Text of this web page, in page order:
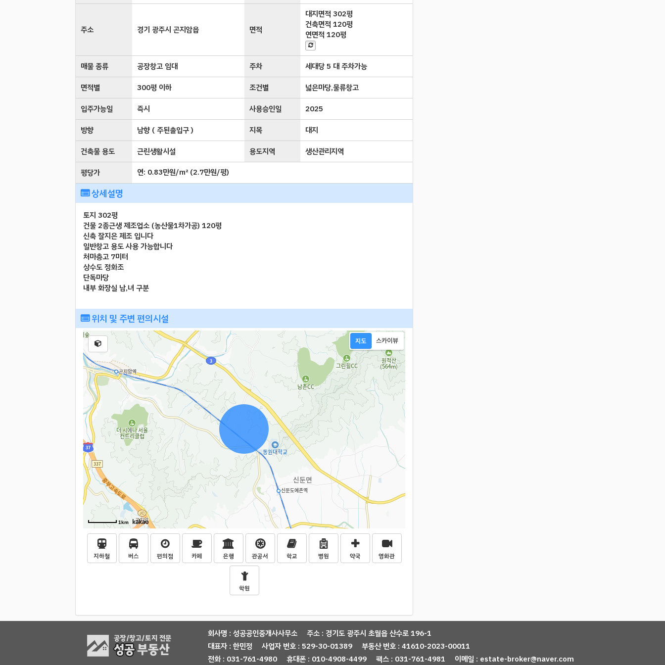
주소 경기 광주시 곤지암읍 면적
대지면적302평
건축면적120평
연면적120평
매물 종류 공장창고 임대 주차
세대당 5 대 주차가능
면적별
300평 이하 조건별
넓은마당,물류창고
입주가능일
즉시 사용승인일
2025
방향
남향 ( 주된출입구 ) 지목
대지
건축물 용도
근린생활시설 용도지역
생산관리지역
평당가
연: 0.83만원/㎡ (2.7만원/평)
상세설명
토지 302평
건물 2종근생 제조업소 (농산물1차가공) 120평
신축 잘지은 제조 입니다
일반창고 용도 사용 가능합니다
처마층고 7미터
상수도 정화조
단독마당
내부 화장실 남,녀 구분
위치 및 주변 편의시설
1km
지하철 버스 편의점 카페 은행 관공서 학교 병원 약국 영화관
학원
회사명 : 성공공인중개사사무소
주소 : 경기도 광주시 초월읍 산수로 196-1
대표자 : 한민정
사업자 번호 : 529-30-01389
부동산 번호 : 41610-2023-00011
전화 : 031-761-4980
휴대폰 : 010-4908-4499 팩스 : 031-761-4981 이메일 : estate-broker@naver.com